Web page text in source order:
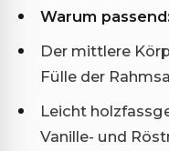
Warum
Der mittlere
Fülle der
Leicht
Vanille- und